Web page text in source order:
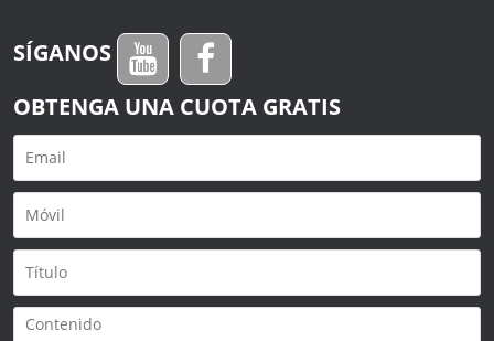
SÍGANOS
OBTENGA UNA CUOTA GRATIS